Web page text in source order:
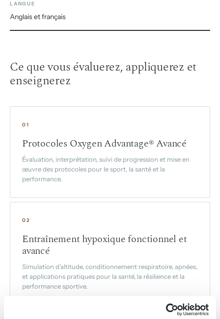
LANGUE
Anglais et français
Ce que vous évaluerez, appliquerez et
enseignerez
01
Protocoles Oxygen Advantage® Avancé
Évaluation, interprétation, suivi de progression et mise en
œuvre des protocoles pour le sport, la santé et la
performance.
02
Entraînement hypoxique fonctionnel et
avancé
Simulation d'altitude, conditionnement respiratoire, apnées,
et applications pratiques pour la santé, la résilience et la
performance sportive.